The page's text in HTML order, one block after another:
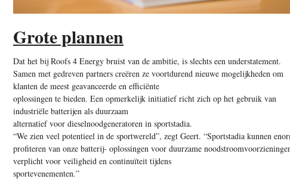
Grote plannen
Dat het bij Roofs 4 Energy bruist van de ambitie, is slechts een understatement.
Samen met gedreven partners creëren ze voortdurend nieuwe mogelijkheden om
klanten de meest geavanceerde en efficiënte
oplossingen te bieden. Een opmerkelijk initiatief richt zich op het gebruik van
industriële batterijen als duurzaam
alternatief voor dieselnoodgeneratoren in sportstadia.
“We zien veel potentieel in de sportwereld”, zegt Geert. “Sportstadia kunnen
profiteren van onze batterij- oplossingen voor duurzame
verplicht voor veiligheid en continuïteit tijdens
sportevenementen.”